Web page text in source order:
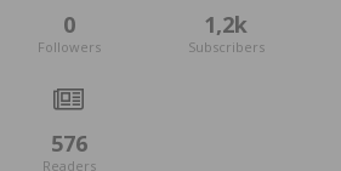
0
Followers
1,2k
Subscribers
576
Readers